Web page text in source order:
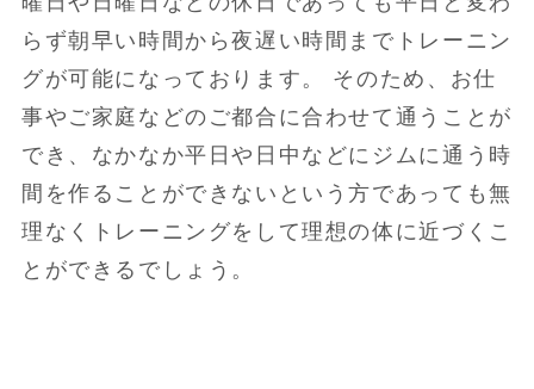
らず朝早い時間から夜遅い時間までトレーニン
グが可能になっております。 そのため、お仕
事やご家庭などのご都合に合わせて通うことが
でき、なかなか平日や日中などにジムに通う時
間を作ることができないという方であっても無
理なくトレーニングをして理想の体に近づくこ
とができるでしょう。